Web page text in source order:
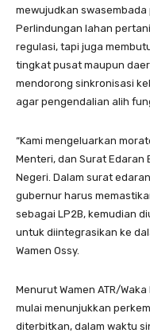
mewujudkan
Perlindungan lahan
regulasi, tapi juga
tingkat pusat maupun
mendorong sinkronisasi
agar pengendalian alih
“Kami mengeluarkan
Menteri, dan Surat Edaran
Negeri. Dalam surat
gubernur harus
sebagai LP2B, kemudian
untuk diintegrasikan ke
Wamen Ossy.
Menurut Wamen ATR/
mulai menunjukkan
diterbitkan, dalam waktu